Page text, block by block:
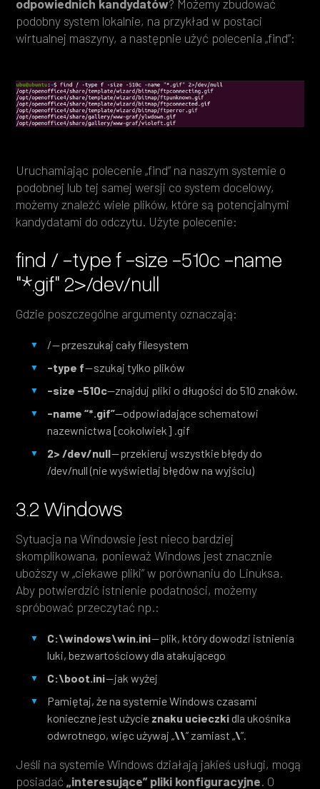
odpowiednich kandydatów? Możemy zbudować
podobny system lokalnie, na przykład w postaci
wirtualnej maszyny, a następnie użyć polecenia „find”:
Uruchamiając polecenie „find” na naszym systemie o
podobnej lub tej samej wersji co system docelowy,
możemy znaleźć wiele plików, które są potencjalnymi
kandydatami do odczytu. Użyte polecenie:
find / -type f -size -510c -name
"*.gif" 2>/dev/null
Gdzie poszczególne argumenty oznaczają:
/ — przeszukaj cały filesystem
-type f— szukaj tylko plików
-size -510c—znajduj pliki o długości do 510 znaków.
-name “*.gif”—odpowiadające schematowi
nazewnictwa [cokolwiek] .gif
2> /dev/null— przekieruj wszystkie błędy do
/dev/null (nie wyświetlaj błędów na wyjściu)
3.2 Windows
Sytuacja na Windowsie jest nieco bardziej
skomplikowana, ponieważ Windows jest znacznie
uboższy w „ciekawe pliki” w porównaniu do Linuksa.
Aby potwierdzić istnienie podatności, możemy
spróbować przeczytać np.:
C:\windows\win.ini— plik, który dowodzi istnienia
luki, bezwartościowy dla atakującego
C:\boot.ini— jak wyżej
Pamiętaj, że na systemie Windows czasami
konieczne jest użycie znaku ucieczkidla ukośnika
odwrotnego, więc używaj „\\” zamiast „\”.
Jeśli na systemie Windows działają jakieś usługi, mogą
posiadać„interesujące” pliki konfiguracyjne. O